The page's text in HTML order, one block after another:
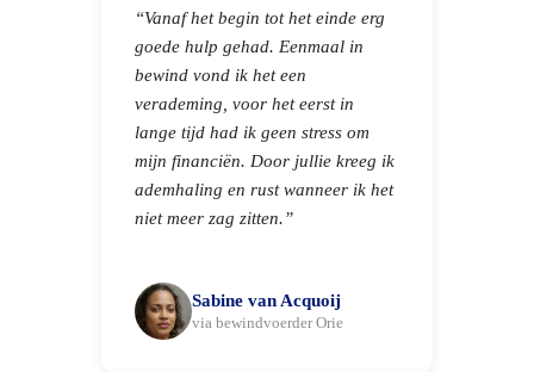
“Vanaf het begin tot het einde erg
goede hulp gehad. Eenmaal in
bewind vond ik het een
verademing, voor het eerst in
lange tijd had ik geen stress om
mijn financiën. Door jullie kreeg ik
ademhaling en rust wanneer ik het
niet meer zag zitten.”
Sabine van Acquoij
via bewindvoerder Orie